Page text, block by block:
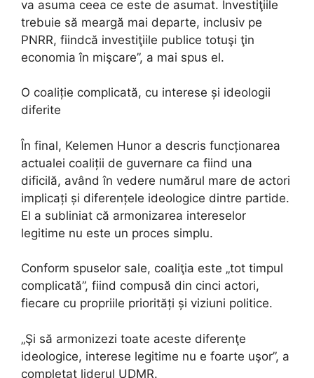
va asuma ceea ce este de asumat. Investiţiile
trebuie să meargă mai departe, inclusiv pe
PNRR, fiindcă investiţiile publice totuşi ţin
economia în mişcare”, a mai spus el.
O coaliție complicată, cu interese și ideologii
diferite
În final, Kelemen Hunor a descris funcționarea
actualei coaliții de guvernare ca fiind una
dificilă, având în vedere numărul mare de actori
implicați și diferențele ideologice dintre partide.
El a subliniat că armonizarea intereselor
legitime nu este un proces simplu.
Conform spuselor sale, coaliţia este „tot timpul
complicată”, fiind compusă din cinci actori,
fiecare cu propriile priorități și viziuni politice.
„Şi să armonizezi toate aceste diferenţe
ideologice, interese legitime nu e foarte uşor”, a
completat liderul UDMR.